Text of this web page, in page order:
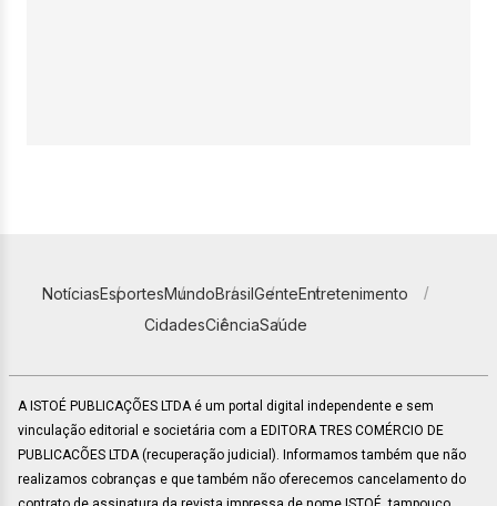
NotíciasEsportesMundoBrasilGenteEntretenimento
CidadesCiênciaSaúde
A ISTOÉ PUBLICAÇÕES LTDA é um portal digital independente e sem
vinculação editorial e societária com a EDITORA TRES COMÉRCIO DE
PUBLICACÕES LTDA (recuperação judicial). Informamos também que não
realizamos cobranças e que também não oferecemos cancelamento do